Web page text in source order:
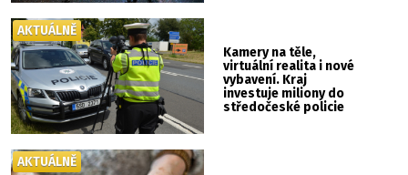
Kamery na těle,
virtuální realita i nové
vybavení. Kraj
investuje miliony do
středočeské policie
AKTUÁLNĚ
AKTUÁLNĚ